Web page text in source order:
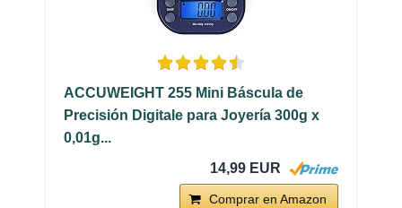
ACCUWEIGHT 255 Mini Báscula de
Precisión Digitale para Joyería 300g x
0,01g...
14,99 EUR
Comprar en Amazon